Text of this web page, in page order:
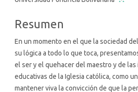
artículo
Resumen
En un momento en el que la sociedad
su lógica a todo lo que toca,
el ser y el quehacer del maestro y de
educativas de la Iglesia católica, como
mantener viva la convicción de que la